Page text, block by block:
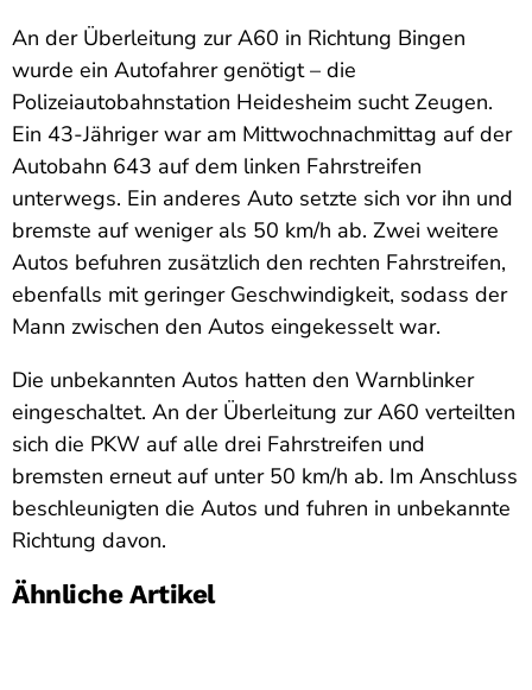
An der Überleitung zur A60 in Richtung Bingen
wurde ein Autofahrer genötigt – die
Polizeiautobahnstation Heidesheim sucht Zeugen.
Ein 43-Jähriger war am Mittwochnachmittag auf der
Autobahn 643 auf dem linken Fahrstreifen
unterwegs. Ein anderes Auto setzte sich vor ihn und
bremste auf weniger als 50 km/h ab. Zwei weitere
Autos befuhren zusätzlich den rechten Fahrstreifen,
ebenfalls mit geringer Geschwindigkeit, sodass der
Mann zwischen den Autos eingekesselt war.
Die unbekannten Autos hatten den Warnblinker
eingeschaltet. An der Überleitung zur A60 verteilten
sich die PKW auf alle drei Fahrstreifen und
bremsten erneut auf unter 50 km/h ab. Im Anschluss
beschleunigten die Autos und fuhren in unbekannte
Richtung davon.
Ähnliche Artikel